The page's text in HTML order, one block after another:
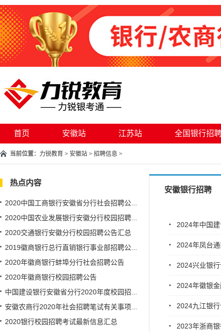
首页 安徽站 江苏站 全国银行招
当前位置： 力锐教育 > 安徽站 > 招聘信息 >
热点内容
2020中国工商银行安徽省分行社会招聘公...
2020中国农业发展银行安徽分行校园招聘...
2020交通银行安徽分行校园招聘公告汇总
2019徽商银行总行直销银行事业部招聘公...
2020年徽商银行蚌埠分行社会招聘公告
2020年徽商银行校园招聘公告
中国建设银行安徽省分行2020年度校园招...
安徽农商行2020年社会招聘笔试有关事项...
2020银行校园招聘考试最新信息汇总
安徽银行招聘
2024年中国
2024年凤台
2024兴业银
2024年徽银
2024九江银
2023年浙商